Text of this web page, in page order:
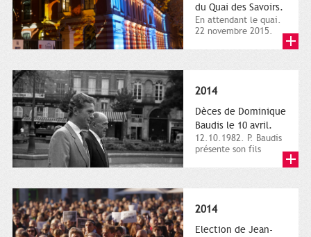
du Quai des Savoirs.
En attendant le quai.
22 novembre 2015.
2014
Dèces de Dominique
Baudis le 10 avril.
12.10.1982. P. Baudis
présente son fils
2014
Election de Jean-